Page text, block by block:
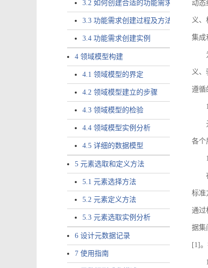
3.2 如何创建合适的功能需求
3.3 功能需求创建过程及方法
3.4 功能需求创建实例
4 领域模型构建
4.1 领域模型的界定
4.2 领域模型建立的步骤
4.3 领域模型的检验
4.4 领域模型实例分析
4.5 详细的数据模型
5 元素选取和定义方法
5.1 元素选择方法
5.2 元素定义方法
5.3 元素选取实例分析
6 设计元数据记录
7 使用指南
动态
义、
集成
义、
遵循
各个
标准
通过
据集
[1]